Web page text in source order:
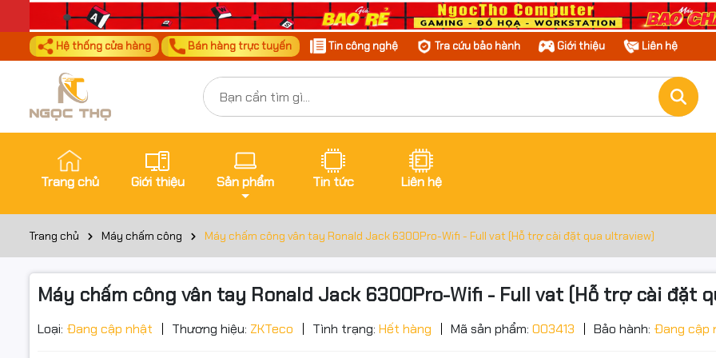
Hệ thống cửa hàng Bán hàng trực tuyến Tin công nghệ Tra cứu bảo hành Giới thiệu Liên hệ
Trang chủ Giới thiệu Sản phẩm Tin tức Liên hệ
Trang chủ Máy chấm công Máy chấm công vân tay Ronald Jack 6300Pro-Wifi - Full vat (Hỗ trợ cài đặt qua ultraview)
Máy chấm công vân tay Ronald Jack 6300Pro-Wifi - Full vat (Hỗ trợ cài đặt
Loại: Đang cập nhật Thương hiệu: ZKTeco Tình trạng: Hết hàng Mã sản phẩm: 003413 Bảo hành: Đang cập